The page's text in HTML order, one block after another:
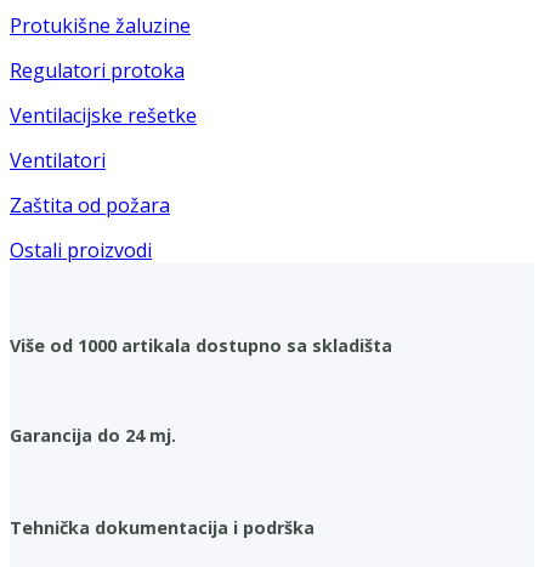
Protukišne žaluzine
Regulatori protoka
Ventilacijske rešetke
Ventilatori
Zaštita od požara
Ostali proizvodi
Više od 1000 artikala dostupno sa skladišta
Garancija do 24 mj.
Tehnička dokumentacija i podrška